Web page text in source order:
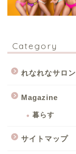
Category
れなれなサロン
Magazine
暮らす
サイトマップ